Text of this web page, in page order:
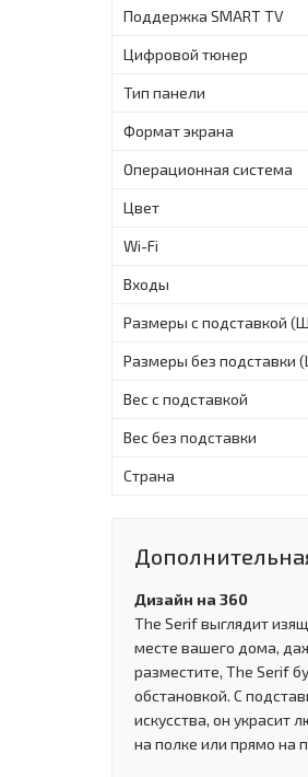
Поддержка SMART TV
Цифровой тюнер
Тип панели
Формат экрана
Операционная система
Цвет
Wi-Fi
Входы
Размеры с подставкой
Размеры без подставки
Вес с подставкой
Вес без подставки
Страна
Дизайн на 360
The Serif выглядит
месте вашего дома,
разместите, The Serif
обстановкой. С
искусства, он украсит
на полке или прямо на